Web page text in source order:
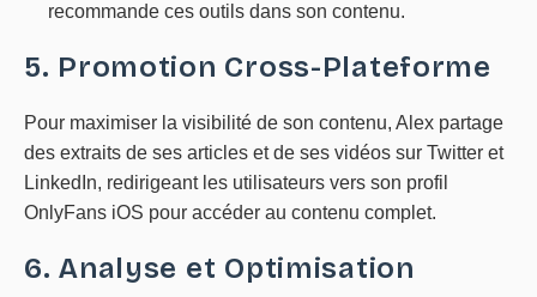
recommande ces outils dans son contenu.
5. Promotion Cross-Plateforme
Pour maximiser la visibilité de son contenu, Alex partage
des extraits de ses articles et de ses vidéos sur Twitter et
LinkedIn, redirigeant les utilisateurs vers son profil
OnlyFans iOS pour accéder au contenu complet.
6. Analyse et Optimisation